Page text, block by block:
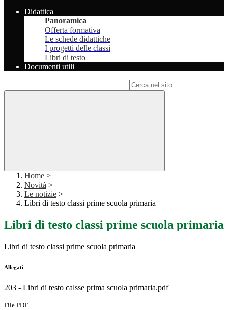
Didattica
Panoramica
Offerta formativa
Le schede didattiche
I progetti delle classi
Libri di testo
Documenti utili
Home >
Novità >
Le notizie >
Libri di testo classi prime scuola primaria
Libri di testo classi prime scuola primaria
Libri di testo classi prime scuola primaria
Allegati
203 - Libri di testo calsse prima scuola primaria.pdf
File PDF